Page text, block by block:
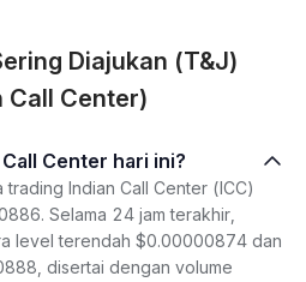
Diajukan (T&J)
Call Center)
Call Center hari ini?
Indian Call Center (ICC)
Selama 24 jam terakhir,
level terendah $0.00000874 dan
disertai dengan volume